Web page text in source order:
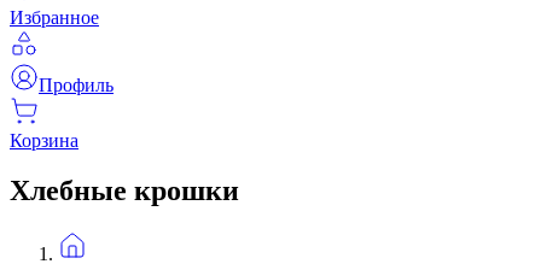
Избранное
Профиль
Корзина
Хлебные крошки